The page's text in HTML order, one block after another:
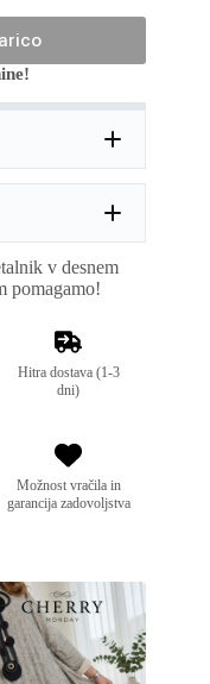
v desnem
pomagamo!
Hitra dostava (1-3
dni)
Možnost vračila in
garancija zadovoljstva